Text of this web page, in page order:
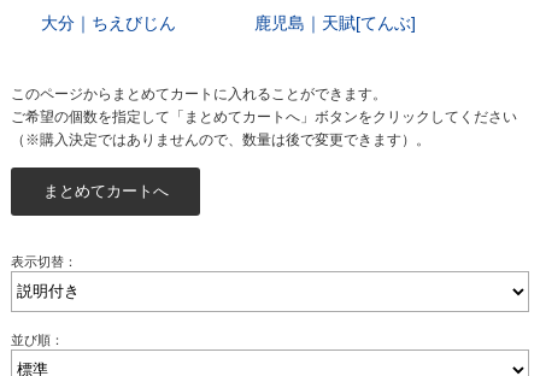
大分｜ちえびじん
鹿児島｜天賦[てんぶ]
このページからまとめてカートに入れることができます。
ご希望の個数を指定して「まとめてカートへ」ボタンをクリックしてください
（※購入決定ではありませんので、数量は後で変更できます）。
表示切替：
並び順：